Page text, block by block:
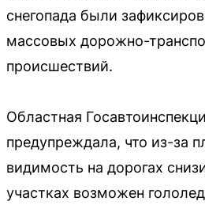
снегопада были
массовых дорожно-
происшествий.
Областная
предупреждала, что из-за
видимость на дорогах
участках возможен